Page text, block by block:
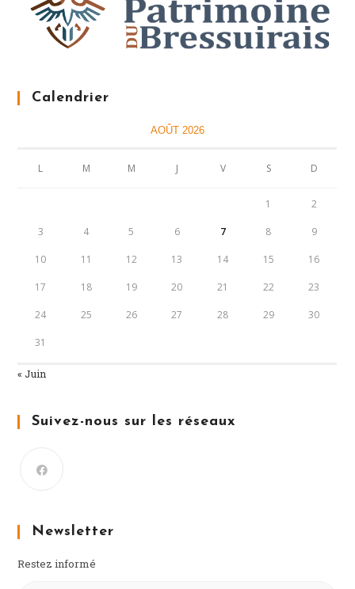
Calendrier
AOÛT 2026
L M M J V S D
1 2
3 4 5 6 7 8 9
10 11 12 13 14 15 16
17 18 19 20 21 22 23
24 25 26 27 28 29 30
31
« Juin
Suivez-nous sur les réseaux
Newsletter
Restez informé